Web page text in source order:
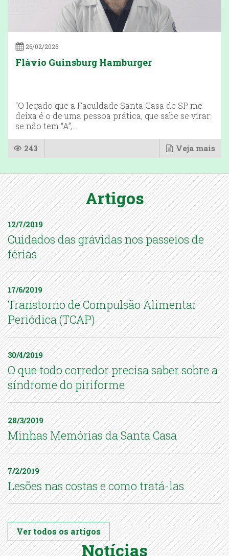
26/02/2026
Flávio Guinsburg Hamburger
"O legado que a Faculdade Santa Casa de SP me
deixa é o de uma pessoa prática, que sabe se virar:
se não tem “A”,...
243 Veja mais
Artigos
12/7/2019
Cuidados das grávidas nos passeios de
férias
17/6/2019
Transtorno de Compulsão Alimentar
Periódica (TCAP)
30/4/2019
O que todo corredor precisa saber sobre a
síndrome do piriforme
28/3/2019
Minhas Memórias da Santa Casa
7/2/2019
Lesões nas costas e como tratá-las
Ver todos os artigos
Notícias